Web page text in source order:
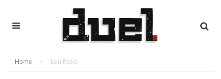
Home Lou Reed